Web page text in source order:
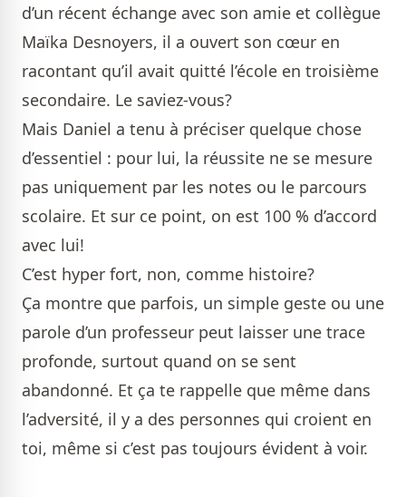
d’un récent échange avec son amie et collègue
Maïka Desnoyers, il a ouvert son cœur en
racontant qu’il avait quitté l’école en troisième
secondaire. Le saviez-vous?
Mais Daniel a tenu à préciser quelque chose
d’essentiel : pour lui, la réussite ne se mesure
pas uniquement par les notes ou le parcours
scolaire. Et sur ce point, on est 100 % d’accord
avec lui!
C’est hyper fort, non, comme histoire?
Ça montre que parfois, un simple geste ou une
parole d’un professeur peut laisser une trace
profonde, surtout quand on se sent
abandonné. Et ça te rappelle que même dans
l’adversité, il y a des personnes qui croient en
toi, même si c’est pas toujours évident à voir.